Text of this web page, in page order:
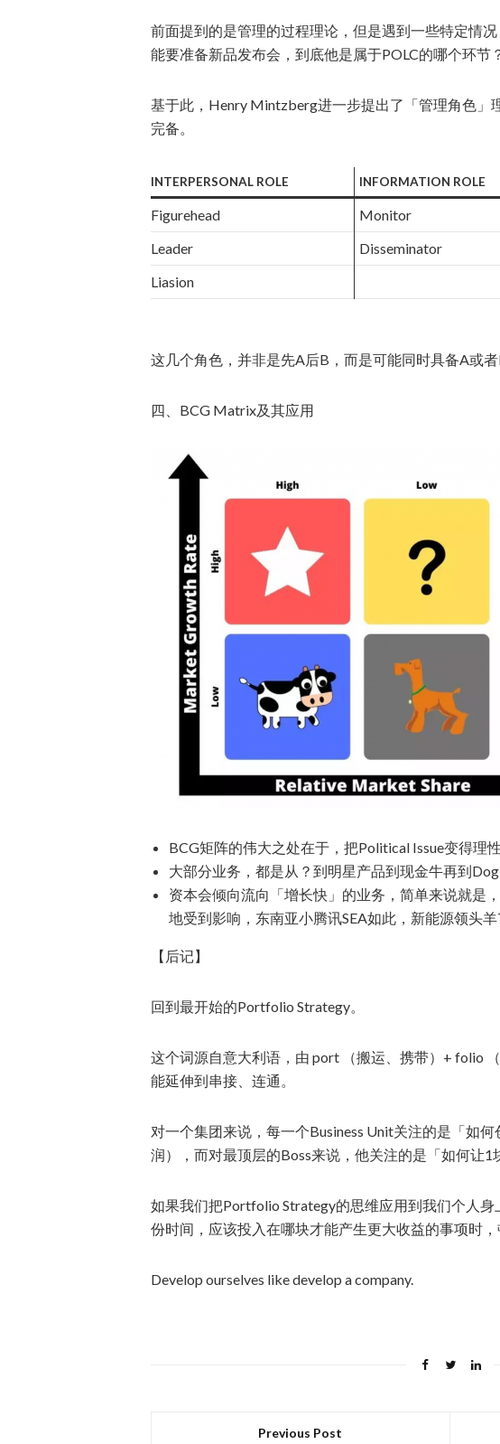
前面提到的是管理的过程理论，但是遇到一些特定情
能要准备新品发布会，到底他是属于POLC的哪个环节
基于此，Henry Mintzberg进一步提出了「管理角色」
完备。
INTERPERSONAL ROLE INFORMATION ROLE
Figurehead Monitor
Leader
Disseminator
Liasion
这几个角色，并非是先A后B，而是可能同时具备A或者
四、BCG Matrix及其应用
BCG矩阵的伟大之处在于，把Political Issue变得理
大部分业务，都是从？到明星产品到现金牛再到
资本会倾向流向「增长快」的业务，简单来说就是
地受到影响，东南亚小腾讯SEA如此，新能源领头羊
【后记】
回到最开始的Portfolio Strategy。
这个词源自意大利语，由 port （搬运、携带）+ folio
能延伸到串接、连通。
对一个集团来说，每一个Business Unit关注的是「如
润），而对最顶层的Boss来说，他关注的是「如何让1
如果我们把Portfolio Strategy的思维应用到我们个人
份时间，应该投入在哪块才能产生更大收益的事项时，
Develop ourselves like develop a company.
Previous Post